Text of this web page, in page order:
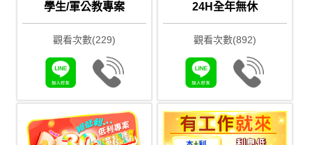
學生/軍公教專案
觀看次數(229)
24H全年無休
觀看次數(892)